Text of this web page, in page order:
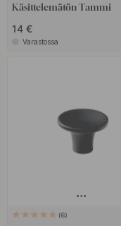
Käsittelemätön Tammi
14 €
Varastossa
6